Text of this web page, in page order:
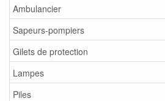
Ambulancier
Sapeurs-pompiers
Gilets de protection
Lampes
Piles